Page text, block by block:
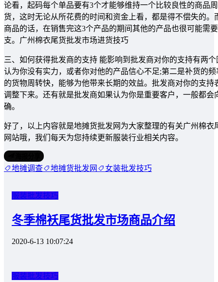
论看，起码每个单品要有3个才能够维持一个比较良性的商品
货，这时无论从所花费的时间和资金上看，都是得不偿失的
商品的话，在销售完这3个产品的期间其他的产品也很可能需
支。广州棉衣尾货批发市场进货技巧
三、如何获得批发商的支持 能影响到批发商对你的支持有两
认为你没有实力，或者你对他的产品信心不足;第二是补货的
的货物周转快，能够为他带来长期的效益。批发商对你的支
调整下来。还有就是批发商如果认为你是重要客户，一般都
确。
好了，以上内容就是地摊货批发网为大家整理的有关广州棉
网站哦，我们每天为您持续更新服装行业相关内容。
地摊调查 地摊货批发网 女装批发技巧
服装批发技巧
冬季棉袄尾货批发市场商品介绍
2020-6-13 10:07:24
服装批发技巧